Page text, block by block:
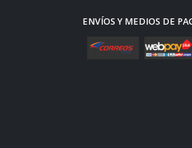
ENVÍOS Y MEDIOS DE